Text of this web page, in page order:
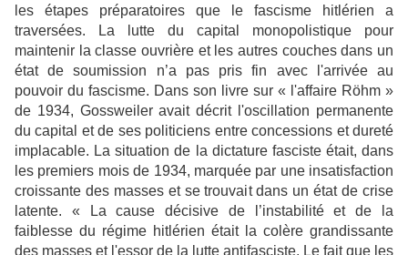
les étapes préparatoires que le fascisme hitlérien a
traversées. La lutte du capital monopolistique pour
maintenir la classe ouvrière et les autres couches dans un
état de soumission n’a pas pris fin avec l'arrivée au
pouvoir du fascisme. Dans son livre sur « l'affaire Röhm »
de 1934, Gossweiler avait décrit l'oscillation permanente
du capital et de ses politiciens entre concessions et dureté
implacable. La situation de la dictature fasciste était, dans
les premiers mois de 1934, marquée par une insatisfaction
croissante des masses et se trouvait dans un état de crise
latente. « La cause décisive de l’instabilité et de la
faiblesse du régime hitlérien était la colère grandissante
des masses et l'essor de la lutte antifasciste. Le fait que les